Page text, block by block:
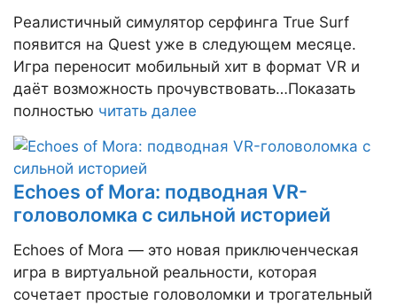
Реалистичный симулятор серфинга True Surf
появится на Quest уже в следующем месяце.
Игра переносит мобильный хит в формат VR и
даёт возможность прочувствовать…Показать
полностью читать далее
Echoes of Mora: подводная VR-
головоломка с сильной историей
Echoes of Mora — это новая приключенческая
игра в виртуальной реальности, которая
сочетает простые головоломки и трогательный